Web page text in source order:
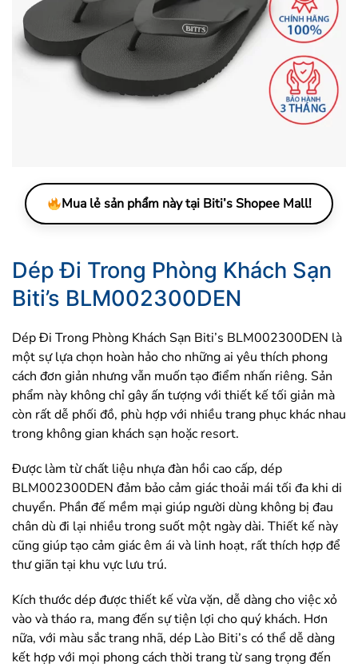
Mua lẻ sản phẩm này tại Biti’s Shopee Mall!
Dép Đi Trong Phòng Khách Sạn
Biti’s BLM002300DEN
Dép Đi Trong Phòng Khách Sạn Biti’s BLM002300DEN là
một sự lựa chọn hoàn hảo cho những ai yêu thích phong
cách đơn giản nhưng vẫn muốn tạo điểm nhấn riêng. Sản
phẩm này không chỉ gây ấn tượng với thiết kế tối giản mà
còn rất dễ phối đồ, phù hợp với nhiều trang phục khác nhau
trong không gian khách sạn hoặc resort.
Được làm từ chất liệu nhựa đàn hồi cao cấp, dép
BLM002300DEN đảm bảo cảm giác thoải mái tối đa khi di
chuyển. Phần đế mềm mại giúp người dùng không bị đau
chân dù đi lại nhiều trong suốt một ngày dài. Thiết kế này
cũng giúp tạo cảm giác êm ái và linh hoạt, rất thích hợp để
thư giãn tại khu vực lưu trú.
Kích thước dép được thiết kế vừa vặn, dễ dàng cho việc xỏ
vào và tháo ra, mang đến sự tiện lợi cho quý khách. Hơn
nữa, với màu sắc trang nhã, dép Lào Biti’s có thể dễ dàng
kết hợp với mọi phong cách thời trang từ sang trọng đến